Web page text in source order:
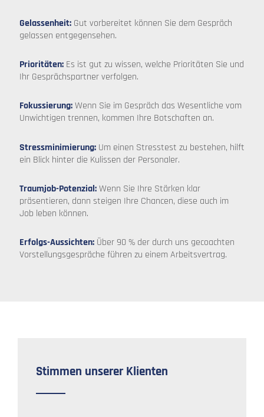
Gelassenheit:Gut vorbereitet können Sie dem Gespräch
gelassen entgegensehen.
Prioritäten:Es ist gut zu wissen, welche Prioritäten Sie und
Ihr Gesprächspartner verfolgen.
Fokussierung:Wenn Sie im Gespräch das Wesentliche vom
Unwichtigen trennen, kommen Ihre Botschaften an.
Stressminimierung:Um einen Stresstest zu bestehen, hilft
ein Blick hinter die Kulissen der Personaler.
Traumjob-Potenzial:Wenn Sie Ihre Stärken klar
präsentieren, dann steigen Ihre Chancen, diese auch im
Job leben können.
Erfolgs-Aussichten:Über 90 % der durch uns gecoachten
Vorstellungsgespräche führen zu einem Arbeitsvertrag.
Stimmen unserer Klienten